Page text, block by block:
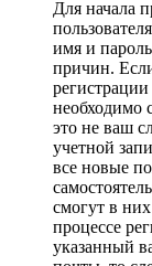
Для начала
имя и
причин.
необходимо
это не ваш
учетной
все новые
смогут в
процессе
указанный